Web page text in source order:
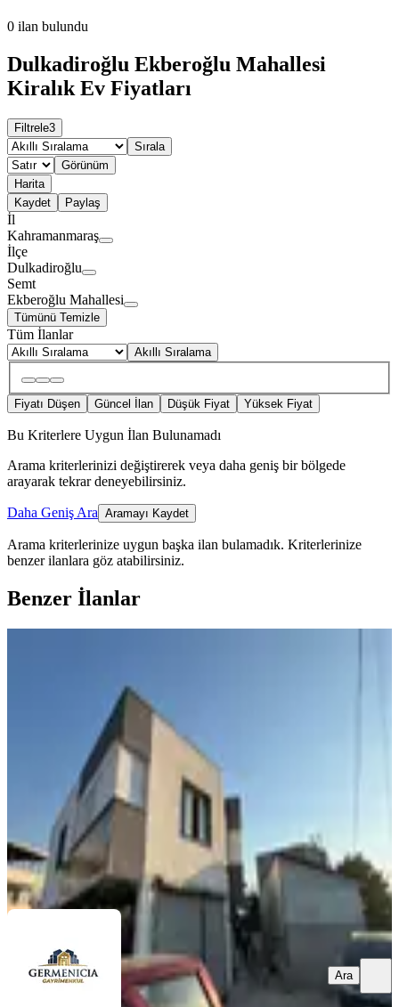
0 ilan bulundu
Dulkadiroğlu Ekberoğlu Mahallesi
Kiralık Ev Fiyatları
Filtrele3
Sırala
Görünüm
Harita
Kaydet
Paylaş
İl
Kahramanmaraş
İlçe
Dulkadiroğlu
Semt
Ekberoğlu Mahallesi
Tümünü Temizle
Tüm İlanlar
Akıllı Sıralama
Fiyatı Düşen Güncel İlan Düşük Fiyat Yüksek Fiyat
Bu Kriterlere Uygun İlan Bulunamadı
Arama kriterlerinizi değiştirerek veya daha geniş bir bölgede
arayarak tekrar deneyebilirsiniz.
Daha Geniş Ara Aramayı Kaydet
Arama kriterlerinize uygun başka ilan bulamadık. Kriterlerinize
benzer ilanlara göz atabilirsiniz.
Benzer İlanlar
Dulkadiroğlu, Kanuni Mahallesi
1+1
82 m²·Düz Giriş (Zemin)
11.000 ₺
Germenicia Gayrimenkul Celalettin Yarpuz
Ara
Ara